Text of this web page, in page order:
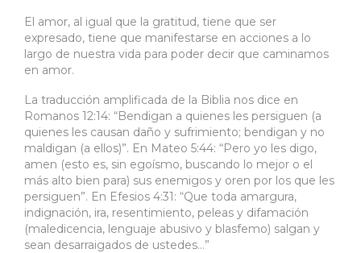
El amor, al igual que la gratitud, tiene que ser
expresado, tiene que manifestarse en acciones a lo
largo de nuestra vida para poder decir que caminamos
en amor.
La traducción amplificada de la Biblia nos dice en
Romanos 12:14: “Bendigan a quienes les persiguen (a
quienes les causan daño y sufrimiento; bendigan y no
maldigan (a ellos)”. En Mateo 5:44: “Pero yo les digo,
amen (esto es, sin egoísmo, buscando lo mejor o el
más alto bien para) sus enemigos y oren por los que les
persiguen”. En Efesios 4:31: “Que toda amargura,
indignación, ira, resentimiento, peleas y difamación
(maledicencia, lenguaje abusivo y blasfemo) salgan y
sean desarraigados de ustedes…”